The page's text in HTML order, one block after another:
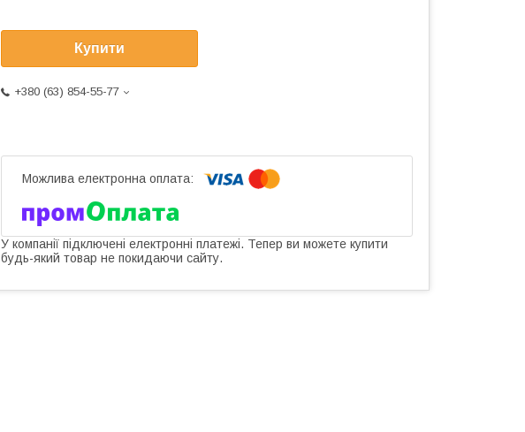
Купити
+380 (63) 854-55-77
У компанії підключені електронні платежі. Тепер ви можете купити
будь-який товар не покидаючи сайту.